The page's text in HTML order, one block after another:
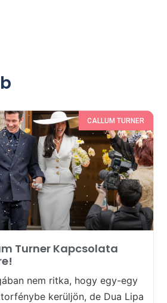
CALLUM TURNER
Turner Kapcsolata
nem ritka, hogy egy-egy
kerüljön, de Dua Lipa